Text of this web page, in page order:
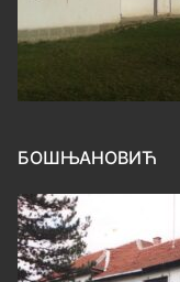
БОШЊАНОВИЋ